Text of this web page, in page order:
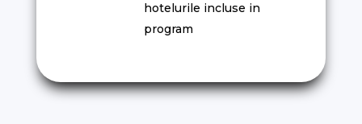
hotelurile incluse in
program